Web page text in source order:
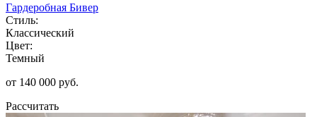
Гардеробная Бивер
Стиль:
Классический
Цвет:
Темный
от 140 000 руб.
Рассчитать